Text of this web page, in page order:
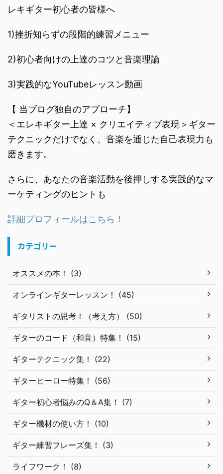
レキギター初心者の皆様へ
1)挫折知らずの段階的練習メニュー
2)初心者向けの上達のコツと音楽理論
3)実践的なYouTubeレッスン動画
【 当ブログ独自のアプローチ】
＜エレキギター上達 × クリエイティブ表現＞ギター
テクニックだけでなく、音楽を通じた自己表現力も
磨きます。
さらに、あなたの音楽活動を後押しする実践的なマ
ーケティングのヒントも
詳細プロフィールはこちら！
カテゴリー
オススメの本！ (3)
オンラインギターレッスン！ (45)
ギタリストの思考！（考え方） (50)
ギターのコード（和音）特集！ (15)
ギターテクニック集！ (22)
ギターヒーロー特集！ (56)
ギター初心者悩みのQ＆A集！ (7)
ギター機材の使い方！ (10)
ギター練習フレーズ集！ (3)
ライフワーク！ (8)